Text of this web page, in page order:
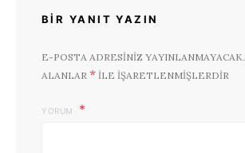
BIR YANIT YAZIN
E-POSTA ADRESINIZ YAYINLANMAYACAK.
ALANLAR * ILE IŞARETLENMIŞLERDIR
YORUM